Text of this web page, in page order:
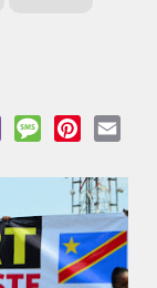
Viber MessagePinterest